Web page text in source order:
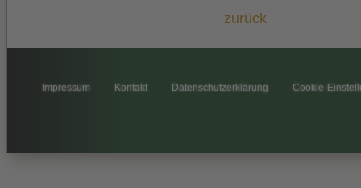
zurück
Impressum Kontakt Datenschutzerklärung Cookie-